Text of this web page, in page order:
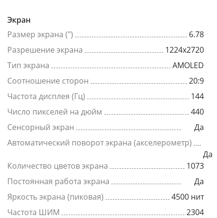
Экран
Размер экрана (")
6.78
Разрешение экрана
1224x2720
Тип экрана
AMOLED
Соотношение сторон
20:9
Частота дисплея (Гц)
144
Число пикселей на дюйм
440
Сенсорный экран
Да
Автоматический поворот экрана (акселерометр)
Да
Количество цветов экрана
1073
Постоянная работа экрана
Да
Яркость экрана (пиковая)
4500 нит
Частота ШИМ
2304